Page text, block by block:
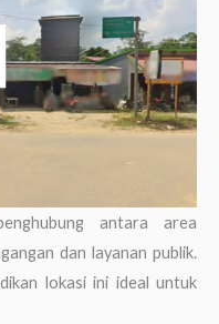
antara area
dan layanan publik.
lokasi ini ideal untuk